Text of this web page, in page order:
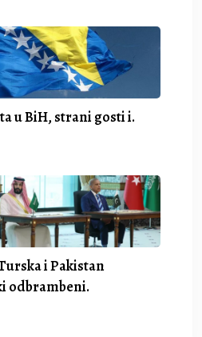
u BiH, strani gosti i.
i Pakistan
odbrambeni.